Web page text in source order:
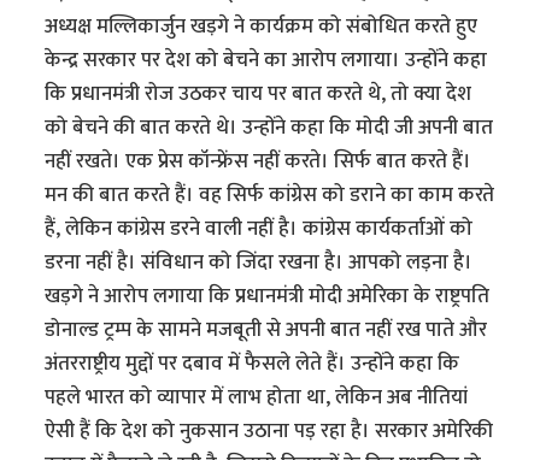
अध्यक्ष मल्लिकार्जुन खड़गे ने कार्यक्रम को संबोधित करते हुए
केन्द्र सरकार पर देश को बेचने का आरोप लगाया। उन्होंने कहा
कि प्रधानमंत्री रोज उठकर चाय पर बात करते थे, तो क्या देश
को बेचने की बात करते थे। उन्होंने कहा कि मोदी जी अपनी बात
नहीं रखते। एक प्रेस कॉन्फ्रेंस नहीं करते। सिर्फ बात करते हैं।
मन की बात करते हैं। वह सिर्फ कांग्रेस को डराने का काम करते
हैं, लेकिन कांग्रेस डरने वाली नहीं है। कांग्रेस कार्यकर्ताओं को
डरना नहीं है। संविधान को जिंदा रखना है। आपको लड़ना है।
खड़गे ने आरोप लगाया कि प्रधानमंत्री मोदी अमेरिका के राष्ट्रपति
डोनाल्ड ट्रम्प के सामने मजबूती से अपनी बात नहीं रख पाते और
अंतरराष्ट्रीय मुद्दों पर दबाव में फैसले लेते हैं। उन्होंने कहा कि
पहले भारत को व्यापार में लाभ होता था, लेकिन अब नीतियां
ऐसी हैं कि देश को नुकसान उठाना पड़ रहा है। सरकार अमेरिकी